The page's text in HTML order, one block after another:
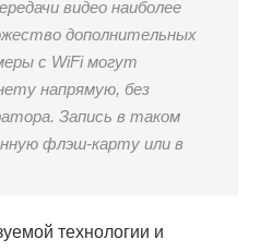
видео наиболее
дополнительных
с WiFi могут
напрямую, без
Запись в таком
флэш-карту или в
технологии и